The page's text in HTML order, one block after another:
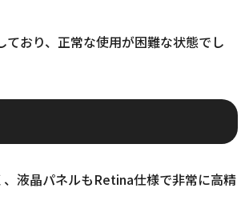
おり、正常な使用が困難な状態でし
液晶パネルもRetina仕様で非常に高精